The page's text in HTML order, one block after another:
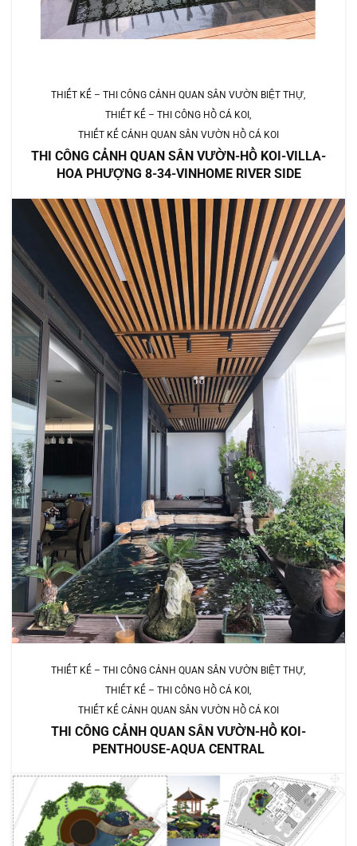
THIẾT KẾ – THI CÔNG CẢNH QUAN SÂN VƯỜN BIỆT THỰ
THIẾT KẾ – THI CÔNG HỒ CÁ KOI
THIẾT KẾ CẢNH QUAN SÂN VƯỜN HỒ CÁ KOI
THI CÔNG CẢNH QUAN SÂN VƯỜN-HỒ KOI-VILLA-
HOA PHƯỢNG 8-34-VINHOME RIVER SIDE
THIẾT KẾ – THI CÔNG CẢNH QUAN SÂN VƯỜN BIỆT THỰ
THIẾT KẾ – THI CÔNG HỒ CÁ KOI
THIẾT KẾ CẢNH QUAN SÂN VƯỜN HỒ CÁ KOI
THI CÔNG CẢNH QUAN SÂN VƯỜN-HỒ KOI-
PENTHOUSE-AQUA CENTRAL